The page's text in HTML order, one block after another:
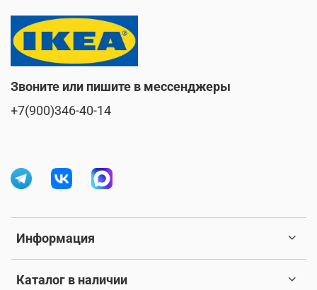
Информация
Каталог в наличии
Звоните или пишите в мессенджеры
+7(900)346-40-14